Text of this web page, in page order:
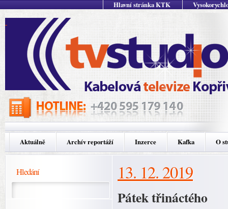
Hlavní stránka KTK
Aktuálně Archív reportáží Inzerce Kafka O
Hledání 13. 12. 2019
Pátek třináctého